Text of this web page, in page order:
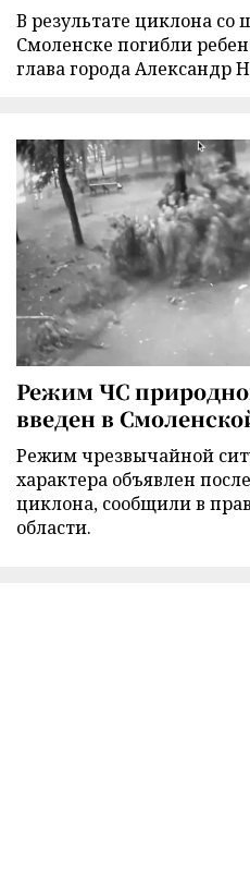
В результате циклона
Смоленске погибли
глава города Александр
Режим ЧС
введен в
Режим чрезвычайной
характера объявлен
циклона, сообщили в
области.